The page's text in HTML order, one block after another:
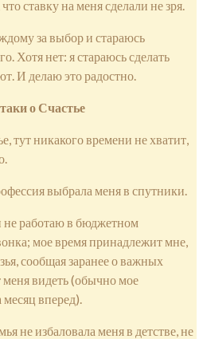
ставку на меня сделали не зря.
за выбор и стараюсь
Хотя нет: я стараюсь сделать
И делаю это радостно.
о Счастье
тут никакого времени не хватит,
выбрала меня в спутники.
не работаю в бюджетном
мое время принадлежит мне,
сообщая заранее о важных
меня видеть (обычно мое
вперед).
не избаловала меня в детстве, не